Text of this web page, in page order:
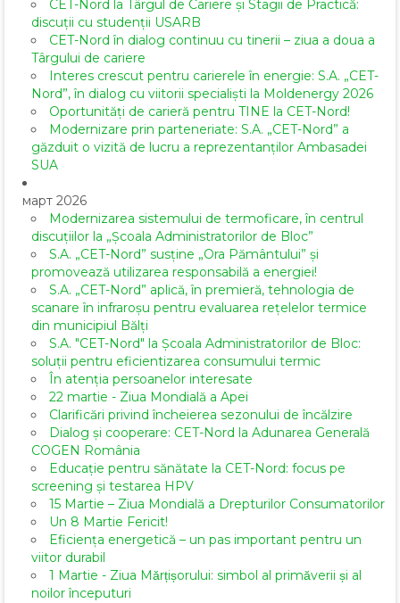
CET-Nord la Târgul de Cariere și Stagii de Practică:
discuții cu studenții USARB
CET-Nord în dialog continuu cu tinerii – ziua a doua a
Târgului de cariere
Interes crescut pentru carierele în energie: S.A. „CET-
Nord”, în dialog cu viitorii specialiști la Moldenergy 2026
Oportunități de carieră pentru TINE la CET-Nord!
Modernizare prin parteneriate: S.A. „CET-Nord” a
găzduit o vizită de lucru a reprezentanților Ambasadei
SUA
март 2026
Modernizarea sistemului de termoficare, în centrul
discuțiilor la „Școala Administratorilor de Bloc”
S.A. „CET-Nord” susține „Ora Pământului” și
promovează utilizarea responsabilă a energiei!
S.A. „CET-Nord” aplică, în premieră, tehnologia de
scanare în infraroșu pentru evaluarea rețelelor termice
din municipiul Bălți
S.A. "CET-Nord" la Școala Administratorilor de Bloc:
soluții pentru eficientizarea consumului termic
În atenția persoanelor interesate
22 martie - Ziua Mondială a Apei
Clarificări privind încheierea sezonului de încălzire
Dialog și cooperare: CET-Nord la Adunarea Generală
COGEN România
Educație pentru sănătate la CET-Nord: focus pe
screening și testarea HPV
15 Martie – Ziua Mondială a Drepturilor Consumatorilor
Un 8 Martie Fericit!
Eficiența energetică – un pas important pentru un
viitor durabil
1 Martie - Ziua Mărțișorului: simbol al primăverii și al
noilor începuturi